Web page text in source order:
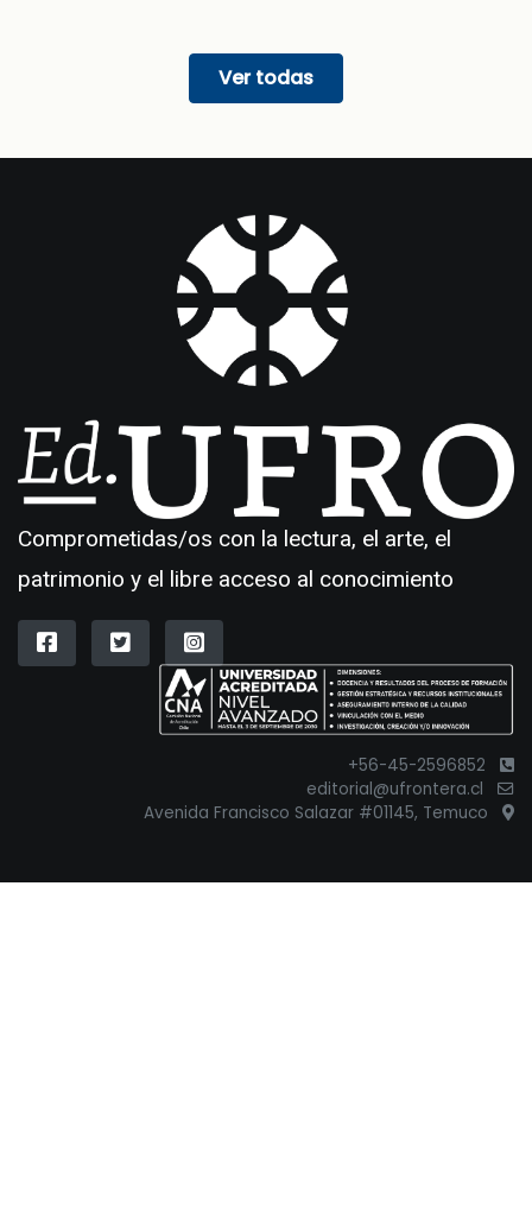
Ver todas
Comprometidas/os con la lectura, el arte, el
patrimonio y el libre acceso al conocimiento
+56-45-2596852
editorial@ufrontera.cl
Avenida Francisco Salazar #01145, Temuco